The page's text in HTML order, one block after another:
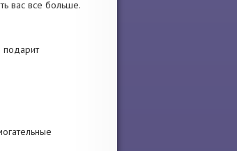
вас все больше.
подарит